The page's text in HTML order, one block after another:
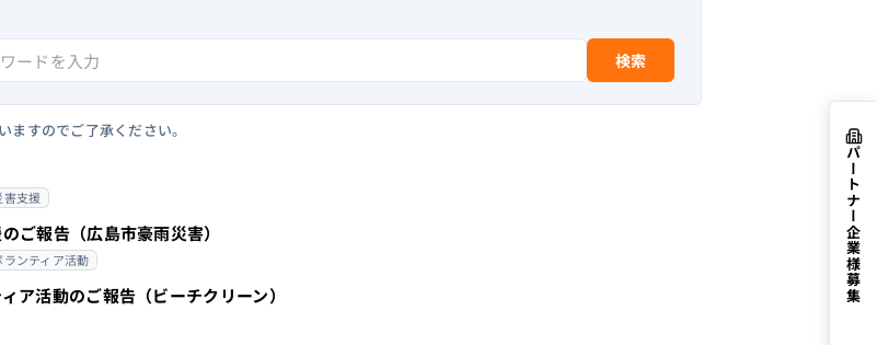
検索
すのでご了承ください。
害支援
ご報告（広島市豪雨災害）
ランティア活動
ア活動のご報告（ビーチクリーン） パートナー企業様募集